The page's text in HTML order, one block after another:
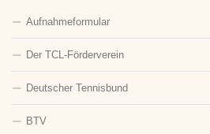
Aufnahmeformular
Der TCL-Förderverein
Deutscher Tennisbund
BTV